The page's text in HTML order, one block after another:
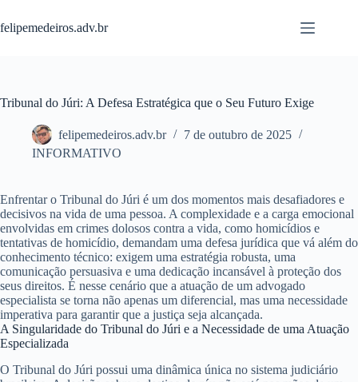
para
o
felipemedeiros.adv.br
Tribunal do Júri: A Defesa Estratégica que o Seu Futuro Exige
felipemedeiros.adv.br
7 de outubro de 2025
INFORMATIVO
Enfrentar o Tribunal do Júri é um dos momentos mais desafiadores e
decisivos na vida de uma pessoa. A complexidade e a carga emocional
envolvidas em crimes dolosos contra a vida, como homicídios e
tentativas de homicídio, demandam uma defesa jurídica que vá além do
conhecimento técnico: exigem uma estratégia robusta, uma
comunicação persuasiva e uma dedicação incansável à proteção dos
seus direitos. É nesse cenário que a atuação de um advogado
especialista se torna não apenas um diferencial, mas uma necessidade
imperativa para garantir que a justiça seja alcançada.
A Singularidade do Tribunal do Júri e a Necessidade de uma Atuação
Especializada
O Tribunal do Júri possui uma dinâmica única no sistema judiciário